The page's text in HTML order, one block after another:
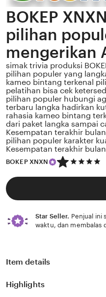
BOKEP
pilihan
mengerikan
simak trivia produksi
pilihan populer yang
kameo bintang terkenal
pelatihan bisa cek
pilihan populer hubungi
terbaru langka hadirkan
rahasia kameo bintang
dari paket langka sampai
Kesempatan terakhir
pilihan populer karakter
Kesempatan terakhir
BOKEP XNXN
5
out
of
Star Seller. Penjual ini
waktu, dan membalas
Item details
Highlights